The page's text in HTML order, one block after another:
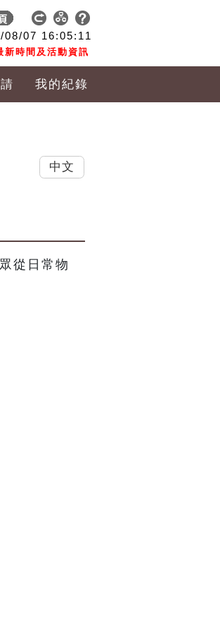
08/07 16:05:12
新時間及活動資訊
我的紀錄
從日常物